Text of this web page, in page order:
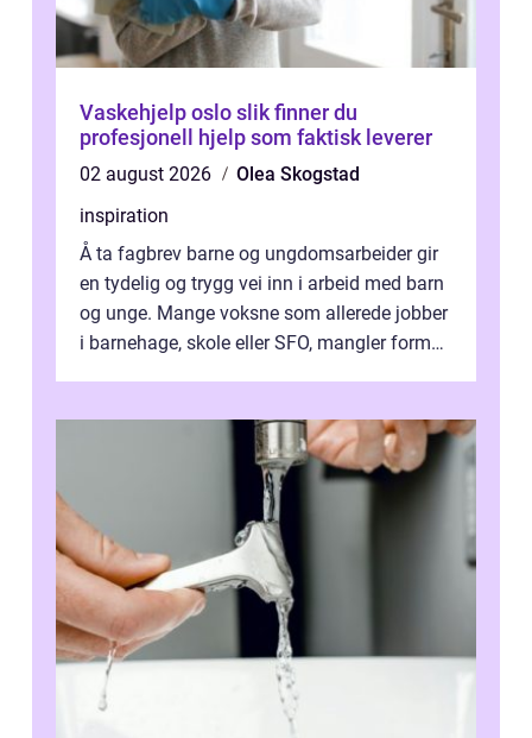
Vaskehjelp oslo slik finner du
profesjonell hjelp som faktisk leverer
02 august 2026
Olea Skogstad
inspiration
Å ta fagbrev barne og ungdomsarbeider gir
en tydelig og trygg vei inn i arbeid med barn
og unge. Mange voksne som allerede jobber
i barnehage, skole eller SFO, mangler formell